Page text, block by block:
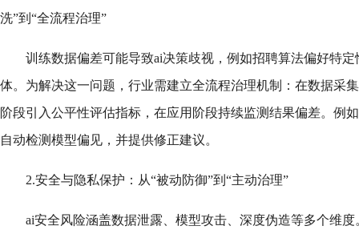
洗”到“全流程治理”
训练数据偏差可能导致ai决策歧视，例如招聘算法偏好特
体。为解决这一问题，行业需建立全流程治理机制：在数据采
阶段引入公平性评估指标，在应用阶段持续监测结果偏差。例
自动检测模型偏见，并提供修正建议。
2.安全与隐私保护：从“被动防御”到“主动治理”
ai安全风险涵盖数据泄露、模型攻击、深度伪造等多个维